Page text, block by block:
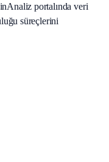
portalında veri
süreçlerini